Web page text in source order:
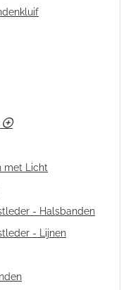
met Licht
- Halsbanden
- Lijnen